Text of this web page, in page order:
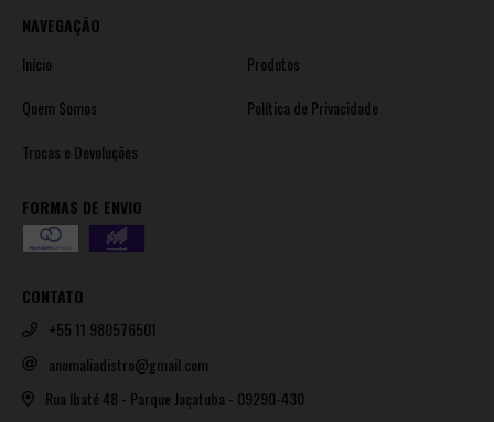
NAVEGAÇÃO
Início
Produtos
Quem Somos
Política de Privacidade
Trocas e Devoluções
FORMAS DE ENVIO
CONTATO
+55 11 980576501
anomaliadistro@gmail.com
Rua Ibaté 48 - Parque Jaçatuba - 09290-430